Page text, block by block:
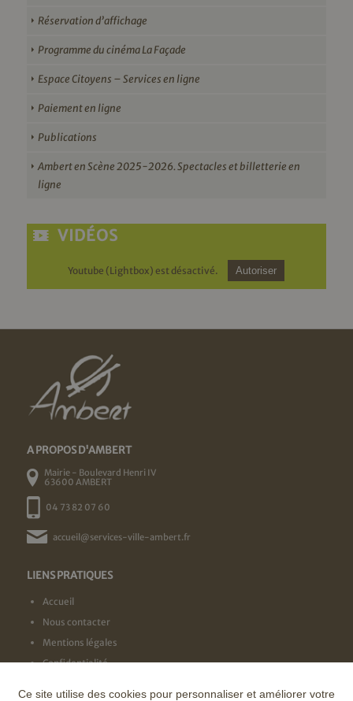
Réservation d’affichage
Programme du cinéma La Façade
Espace Citoyens – Services en ligne
Paiement en ligne
Publications
Ambert en Scène 2025-2026. Spectacles et billetterie en
ligne
VIDÉOS
Youtube (Lightbox) est désactivé. Autoriser
A PROPOS D'AMBERT
Mairie - Boulevard Henri IV
63600 AMBERT
04 73 82 07 60
accueil@services-ville-ambert.fr
LIENS PRATIQUES
Accueil
Nous contacter
Mentions légales
Confidentialité
Ce site utilise des cookies pour personnaliser et améliorer votre